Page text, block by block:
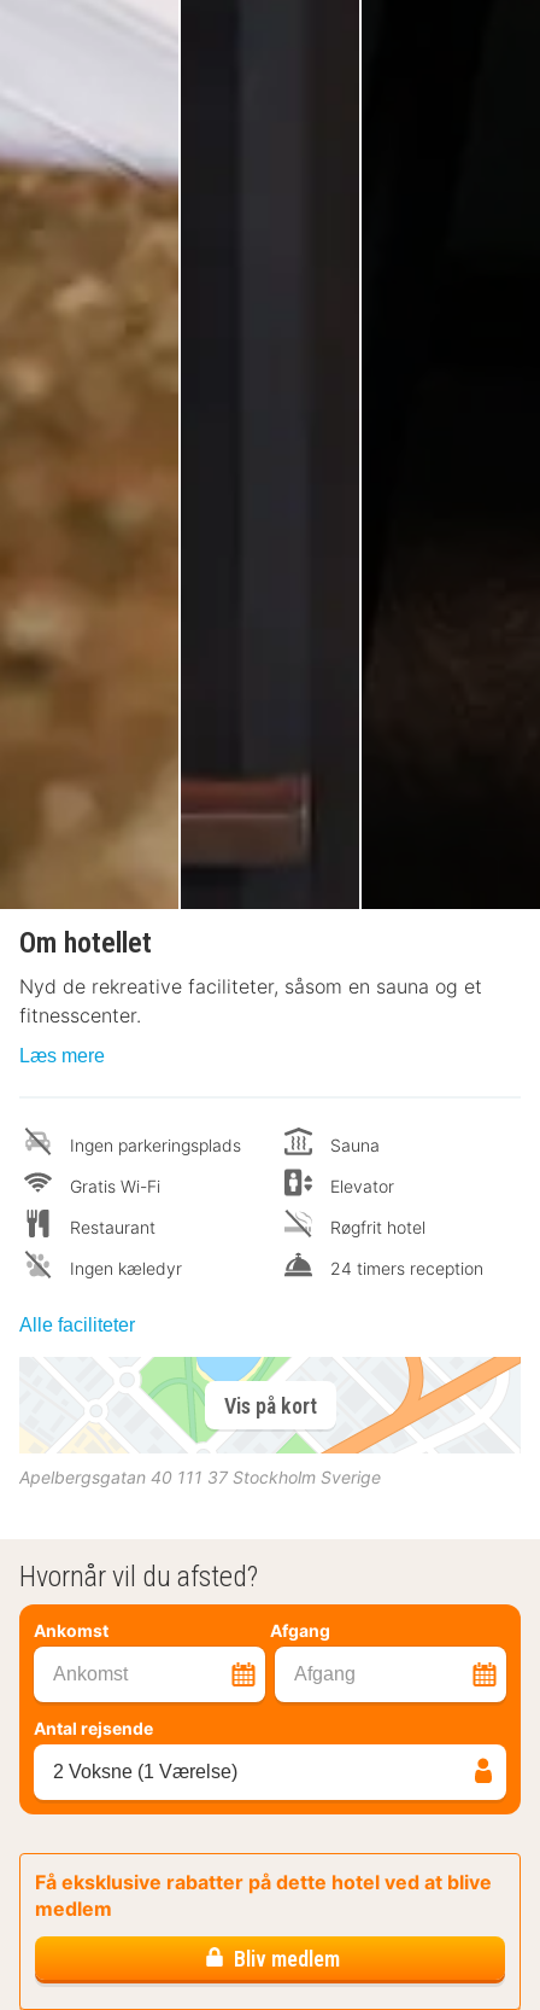
Om hotellet
Nyd de rekreative faciliteter, såsom en sauna og et
fitnesscenter.
Læs mere
Ingen parkeringsplads
Gratis Wi-Fi
Restaurant
Ingen kæledyr
Sauna
Elevator
Røgfrit hotel
24 timers reception
Alle faciliteter
Vis på kort
Apelbergsgatan 40 111 37 Stockholm Sverige
Hvornår vil du afsted?
Ankomst Afgang
Ankomst Afgang
Antal rejsende
2 Voksne (1 Værelse)
Få eksklusive rabatter på dette hotel ved at blive
medlem
Bliv medlem